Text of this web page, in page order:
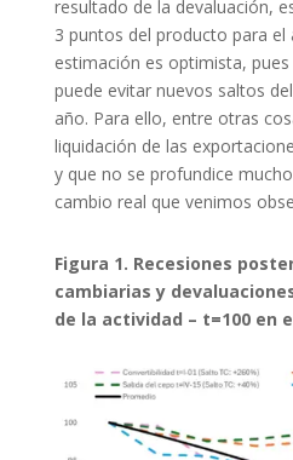
resultado de la devaluación,
3 puntos del producto para el
estimación es optimista,
puede evitar nuevos saltos
año. Para ello, entre otras
liquidación de las
y que no se profundice
cambio real que venimos
Figura 1. Recesiones
cambiarias y
de la actividad – t=100 en